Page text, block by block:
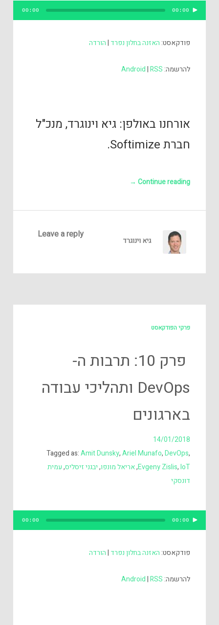
00:00
00:00
פודקאסט: האזנה בחלון נפרד |הורדה
להרשמה: Android|RSS
אורחנו באולפן: גיא וינוגרד, מנכ"ל
חברת Softimize.
Continue reading
→
Leave a reply
גיא וינוגרד
פרקי הפודקאסט
פרק 10: תרבות ה-
DevOps ותהליכי עבודה
בארגונים
14/01/2018
Tagged as:Amit Dunsky,Ariel Munafo,DevOps,
Evgeny Zislis,IoT
,אריאל מונפו,יבגני זיסליס,עמית
דונסקי
00:00
00:00
פודקאסט: האזנה בחלון נפרד |הורדה
להרשמה: Android|RSS